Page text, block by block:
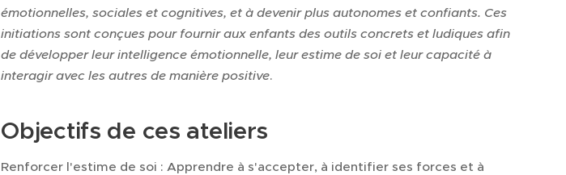
émotionnelles, sociales et cognitives, et à devenir plus autonomes et confiants. Ces
initiations sont conçues pour fournir aux enfants des outils concrets et ludiques afin
de développer leur intelligence émotionnelle, leur estime de soi et leur capacité à
interagir avec les autres de manière positive.
Objectifs de ces ateliers
Renforcer l'estime de soi : Apprendre à s'accepter, à identifier ses forces et à